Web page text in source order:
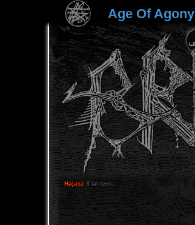
Age Of Agony
Hajasz 8 lat temu